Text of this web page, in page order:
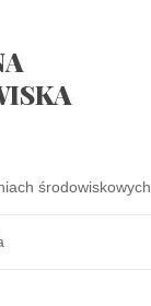
środowiskowych